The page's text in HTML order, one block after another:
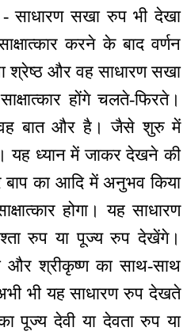
साधारण सखा रुप भी देखा
करने के बाद वर्णन
श्रेष्ठ और वह साधारण सखा
होंगे चलते-फिरते।
वह बात और है। जैसे शुरु में
ध्यान में जाकर देखने की
का आदि में अनुभव किया
होगा। यह साधारण
रुप या पूज्य रुप देखेंगे।
श्रीकृष्ण का साथ-साथ
भी यह साधारण रुप देखते
पूज्य देवी या देवता रुप या